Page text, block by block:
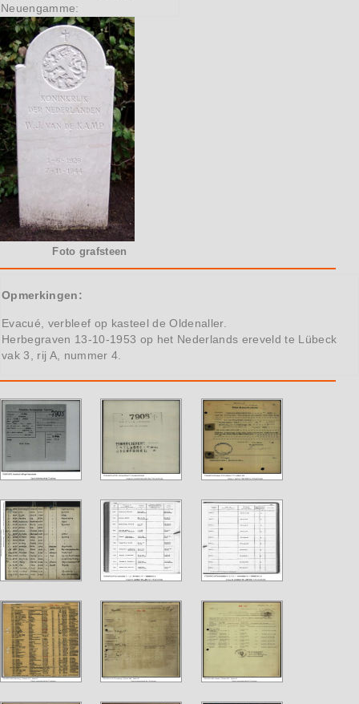
Neuengamme:
Foto grafsteen
Opmerkingen:
Evacué, verbleef op kasteel de Oldenaller.
Herbegraven 13-10-1953 op het Nederlands ereveld te Lübeck
vak 3, rij A, nummer 4.